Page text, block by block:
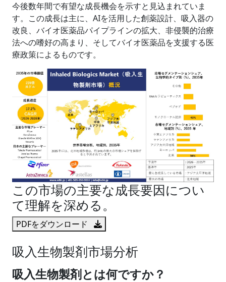
今後数年間で有望な成長機会を示すと見込まれていま
す。この成長は主に、AIを活用した創薬設計、吸入器の
改良、バイオ医薬品パイプラインの拡大、非侵襲的治療
法への嗜好の高まり、そしてバイオ医薬品を支援する医
療政策によるものです。
この市場の主要な成長要因につい
て理解を深める。
PDFをダウンロード
吸入生物製剤市場分析
吸入生物製剤とは何ですか？